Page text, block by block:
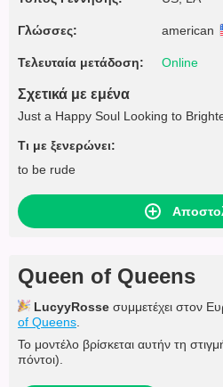
Γλώσσες: american
Τελευταία μετάδοση: Online
Σχετικά με εμένα
Just a Happy Soul Looking to
Τι με ξενερώνει:
to be rude
Queen of Queens
LucyyRosse συμμετέχει στον
of Queens
Το μοντέλο βρίσκεται αυτήν τη
πόντοι).